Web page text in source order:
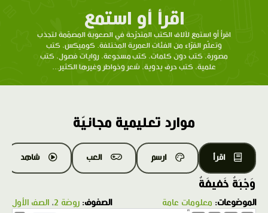
اقرأ أو استمع
اقرأ أو استمع لآلاف الكتب المتدرّحة في الصعوبة المصمّمة لتجذب
وتعلّم القرّاء من الفئات العمرية المختلفة. كوميكس، كتب
مصورة، كتب دون كلمات، كتب مسجوعة، روايات فصول، كتب
علمية، كتب حرف يدوية، شعر وخواطر وغيرها الكثير...
موارد تعليمية مجانيّة
اقرأ ارسم العب شاهد
وَجْبَةٌ خَفيفَةٌ
الموضوعات: معلومات عامة الصفوف: روضة 2 ، الصف الأول